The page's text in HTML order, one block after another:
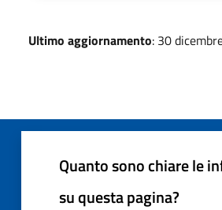
Ultimo aggiornamento: 30
Quanto sono chiare le
su questa pagina?